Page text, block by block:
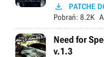
 PATCHE
Pobrań: 8.2K
Need for
v.1.3